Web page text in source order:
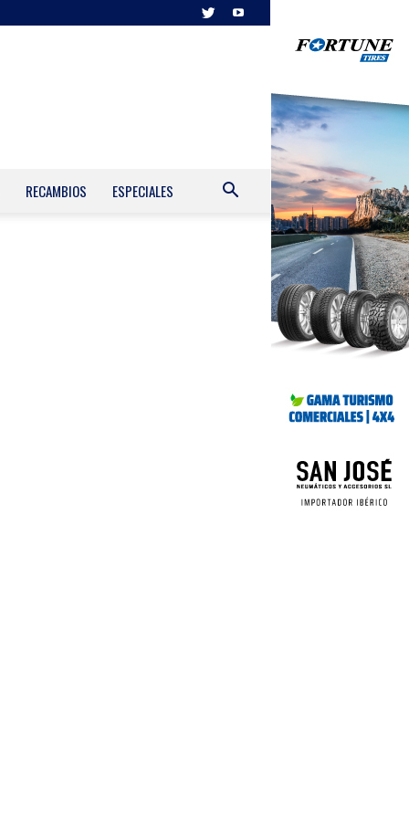
RECAMBIOS ESPECIALES